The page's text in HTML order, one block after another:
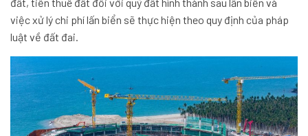
đất, tiền thuê đất đối với quỹ đất hình thành sau lấn biển và
việc xử lý chi phí lấn biển sẽ thực hiện theo quy định của pháp
luật về đất đai.